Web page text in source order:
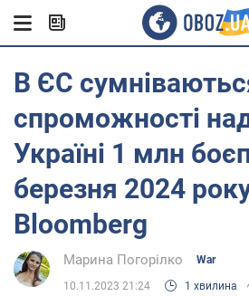
В ЄС
спроможності
Україні 1 млн
березня 2024
Bloomberg
Марина Погорілко War
10.11.2023 21:24 1 хвилина